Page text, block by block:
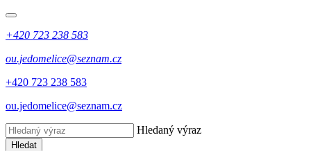
+420 723 238 583
ou.jedomelice@seznam.cz
+420 723 238 583
ou.jedomelice@seznam.cz
Hledaný výraz
Hledat